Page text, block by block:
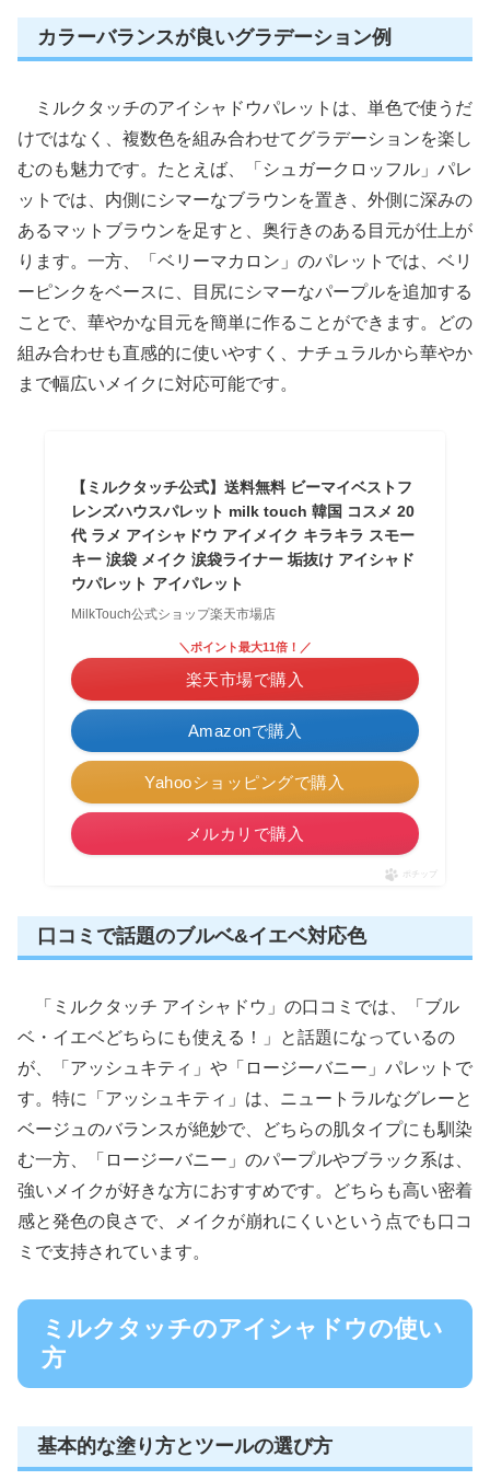
カラーバランスが良いグラデーション例
ミルクタッチのアイシャドウパレットは、単色で使うだ
けではなく、複数色を組み合わせてグラデーションを楽し
むのも魅力です。たとえば、「シュガークロッフル」パレ
ットでは、内側にシマーなブラウンを置き、外側に深みの
あるマットブラウンを足すと、奥行きのある目元が仕上が
ります。一方、「ベリーマカロン」のパレットでは、ベリ
ーピンクをベースに、目尻にシマーなパープルを追加する
ことで、華やかな目元を簡単に作ることができます。どの
組み合わせも直感的に使いやすく、ナチュラルから華やか
まで幅広いメイクに対応可能です。
【ミルクタッチ公式】送料無料 ビーマイベストフ
レンズハウスパレット milk touch 韓国 コスメ 20
代 ラメ アイシャドウ アイメイク キラキラ スモー
キー 涙袋 メイク 涙袋ライナー 垢抜け アイシャド
ウパレット アイパレット
MilkTouch公式ショップ楽天市場店
Amazonで購入
＼ポイント最大11倍！／
楽天市場で購入
Yahooショッピングで購入
メルカリで購入
ポチップ
口コミで話題のブルベ&イエベ対応色
「ミルクタッチ アイシャドウ」の口コミでは、「ブル
ベ・イエベどちらにも使える！」と話題になっているの
が、「アッシュキティ」や「ロージーバニー」パレットで
す。特に「アッシュキティ」は、ニュートラルなグレーと
ベージュのバランスが絶妙で、どちらの肌タイプにも馴染
む一方、「ロージーバニー」のパープルやブラック系は、
強いメイクが好きな方におすすめです。どちらも高い密着
感と発色の良さで、メイクが崩れにくいという点でも口コ
ミで支持されています。
ミルクタッチのアイシャドウの使い
方
基本的な塗り方とツールの選び方